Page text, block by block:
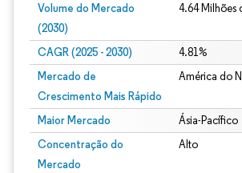
Volume do Mercado
(2030)
4.64 Milhões
CAGR (2025 - 2030) 4.81%
Mercado de
Crescimento Mais Rápido
América do
Maior Mercado Ásia-Pacífico
Concentração do
Mercado
Alto